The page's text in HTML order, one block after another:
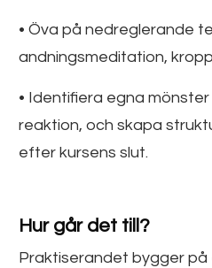
• Öva på nedreglerande
andningsmeditation,
• Identifiera egna
reaktion, och skapa
efter kursens slut.
Hur går det till?
Praktiserandet bygger på